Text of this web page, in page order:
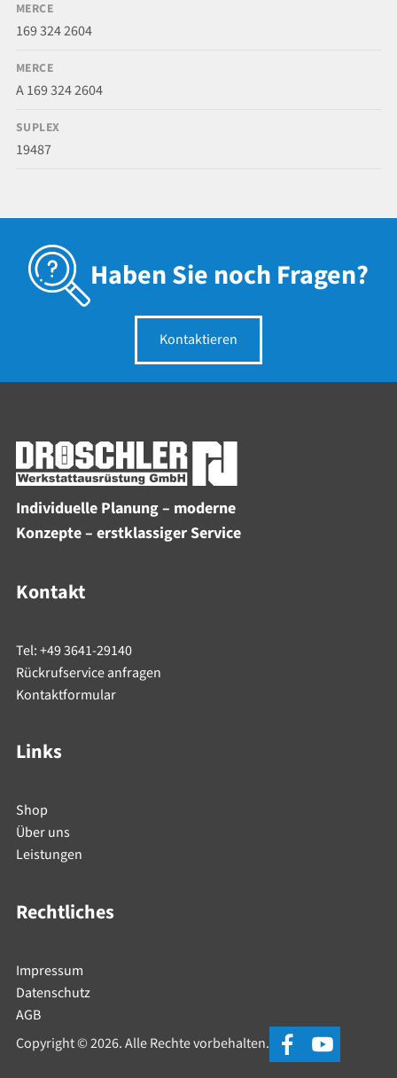
MERCE
169 324 2604
MERCE
A 169 324 2604
SUPLEX
19487
Haben Sie noch Fragen?
Kontaktieren
Individuelle Planung – moderne
Konzepte – erstklassiger Service
Kontakt
Tel: +49 3641-29140
Rückrufservice anfragen
Kontaktformular
Links
Shop
Über uns
Leistungen
Rechtliches
Impressum
Datenschutz
AGB
Copyright © 2026. Alle Rechte vorbehalten.